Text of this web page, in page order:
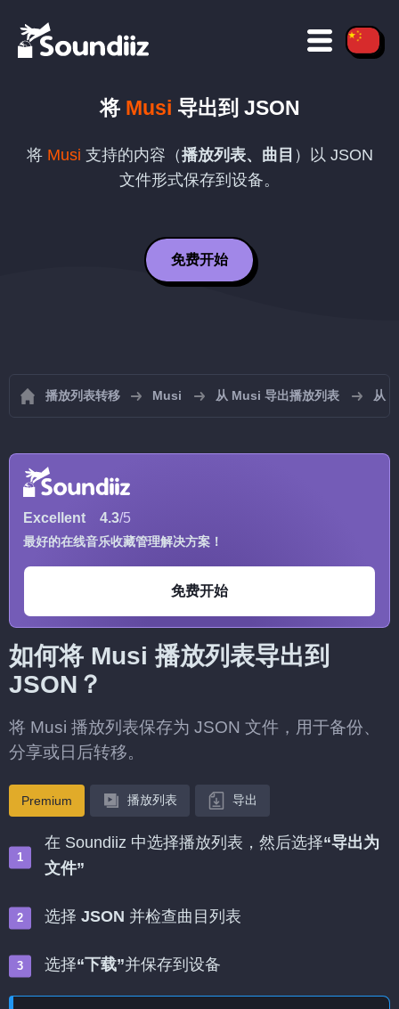
将 Musi 导出到 JSON
将 Musi 支持的内容（播放列表、曲目 ）以 JSON
文件形式保存到设备。
免费开始
播放列表转移 Musi 从 Musi 导出播放列表 从
Excellent 4.3/5
最好的在线音乐收藏管理解决方案！
免费开始
如何将 Musi 播放列表导出到
JSON？
将 Musi 播放列表保存为 JSON 文件，用于备份、
分享或日后转移。
Premium 播放列表 导出
在 Soundiiz 中选择播放列表，然后选择“导出为
文件”
选择 JSON 并检查曲目列表
选择“下载”并保存到设备